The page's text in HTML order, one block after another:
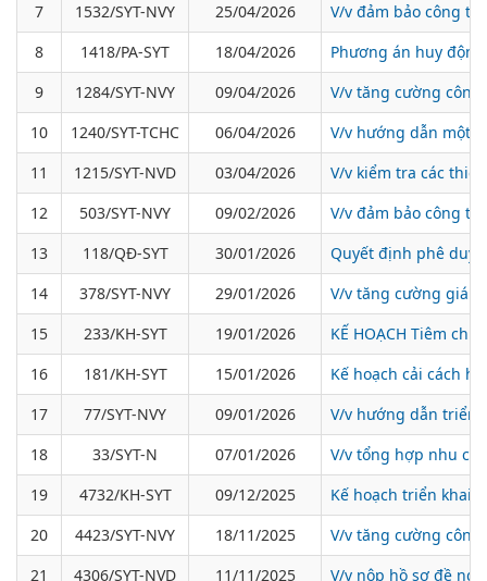
7
1532/SYT-NVY 25/04/2026
V/v đảm bảo công
8
1418/PA-SYT 18/04/2026
Phương án huy
9
1284/SYT-NVY 09/04/2026
V/v tăng cường
10
1240/SYT-TCHC 06/04/2026
V/v hướng dẫn một
11
1215/SYT-NVD 03/04/2026
V/v kiểm tra các
12
503/SYT-NVY 09/02/2026
V/v đảm bảo công
13
118/QĐ-SYT 30/01/2026
Quyết định phê
14
378/SYT-NVY 29/01/2026
V/v tăng cường
15
233/KH-SYT 19/01/2026
KẾ HOẠCH Tiêm
16
181/KH-SYT 15/01/2026
Kế hoạch cải cách
17
77/SYT-NVY 09/01/2026
V/v hướng dẫn triển
18
33/SYT-N 07/01/2026
V/v tổng hợp nhu
19
4732/KH-SYT 09/12/2025
Kế hoạch triển khai
20
4423/SYT-NVY 18/11/2025
V/v tăng cường
21
4306/SYT-NVD 11/11/2025
V/v nộp hồ sơ đề